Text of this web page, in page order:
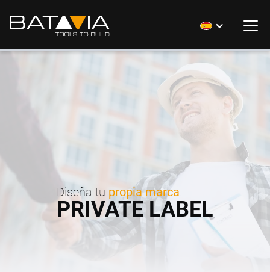
Diseña tu propia marca
PRIVATE LABEL